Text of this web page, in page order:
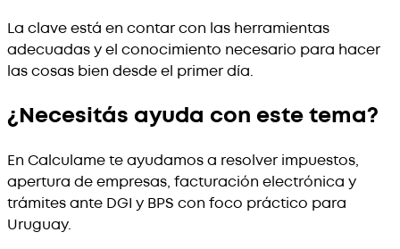
La clave está en contar con las herramientas
adecuadas y el conocimiento necesario para hacer
las cosas bien desde el primer día.
¿Necesitás ayuda con este tema?
En Calculame te ayudamos a resolver impuestos,
apertura de empresas, facturación electrónica y
trámites ante DGI y BPS con foco práctico para
Uruguay.